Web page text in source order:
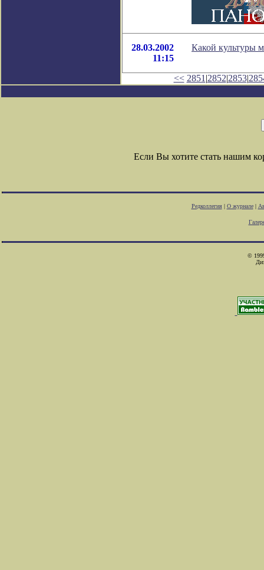
28.03.2002
11:15
Какой культуры
<< 2851 |2852|2853|
Если Вы хотите стать нашим
Редколлегия| О журнале|
©